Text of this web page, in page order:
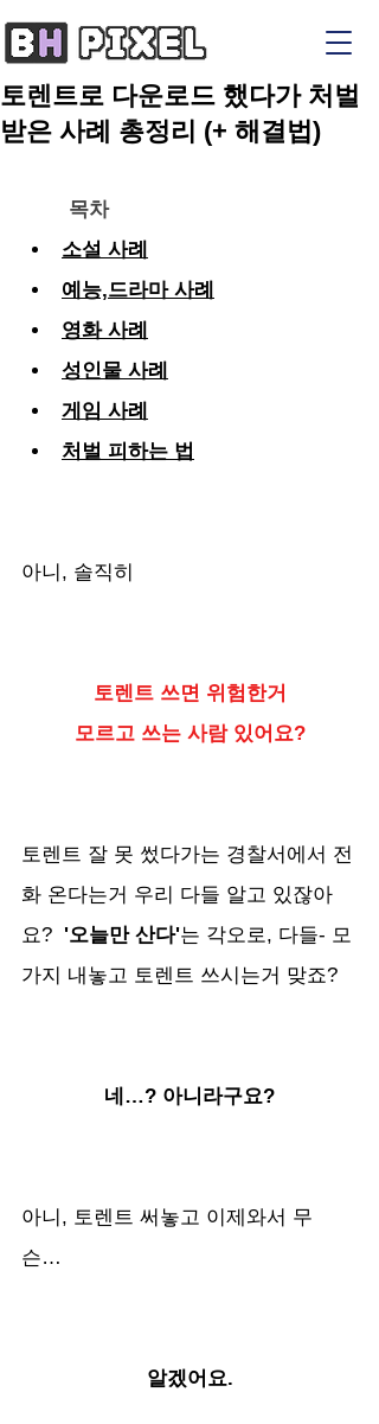
토렌트로 다운로드 했다가 처벌
받은 사례 총정리 (+ 해결법)
목차
소설 사례
예능,드라마 사례
영화 사례
성인물 사례
게임 사례
처벌 피하는 법
아니, 솔직히
토렌트 쓰면 위험한거
모르고 쓰는 사람 있어요?
토렌트 잘 못 썼다가는 경찰서에서 전
화 온다는거 우리 다들 알고 있잖아
요? '오늘만 산다'는 각오로, 다들- 모
가지 내놓고 토렌트 쓰시는거 맞죠?
네…? 아니라구요?
아니, 토렌트 써놓고 이제와서 무
슨…
알겠어요.